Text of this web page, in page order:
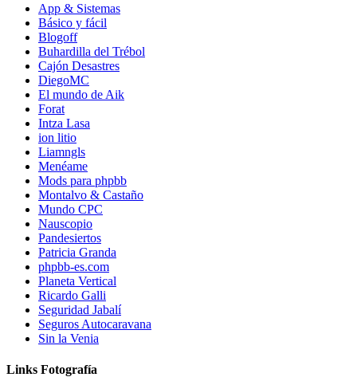
App & Sistemas
Básico y fácil
Blogoff
Buhardilla del Trébol
Cajón Desastres
DiegoMC
El mundo de Aik
Forat
Intza Lasa
ion litio
Liamngls
Menéame
Mods para phpbb
Montalvo & Castaño
Mundo CPC
Nauscopio
Pandesiertos
Patricia Granda
phpbb-es.com
Planeta Vertical
Ricardo Galli
Seguridad Jabalí
Seguros Autocaravana
Sin la Venia
Links Fotografía